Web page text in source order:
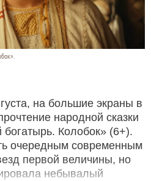
на большие экраны в
народной сказки
Колобок» (6+).
очередным современным
первой величины, но
небывалый